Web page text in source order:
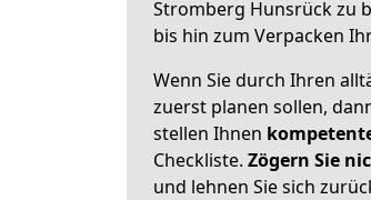
Stromberg Hunsrück zu
bis hin zum Verpacken
Wenn Sie durch Ihren
zuerst planen sollen,
stellen Ihnen
Checkliste. Zögern Sie
und lehnen Sie sich